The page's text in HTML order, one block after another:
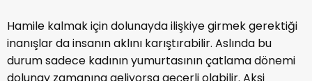
Hamile kalmak için dolunayda ilişkiye girmek gerektiği
inanışlar da insanın aklını karıştırabilir. Aslında bu